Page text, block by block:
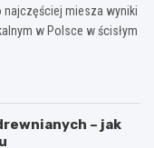
najczęściej miesza wyniki
w Polsce w ścisłym
– jak